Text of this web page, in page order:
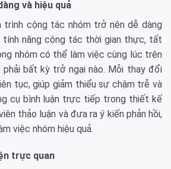
và hiệu quả
trình cộng tác nhóm trở nên dễ dàng
tính năng cộng tác thời gian thực, tất
nhóm có thể làm việc cùng lúc trên
phải bất kỳ trở ngại nào. Mỗi thay đổi
tục, giúp giảm thiểu sự chậm trễ và
cụ bình luận trực tiếp trong thiết kế
thảo luận và đưa ra ý kiến phản hồi,
việc nhóm hiệu quả.
trực quan